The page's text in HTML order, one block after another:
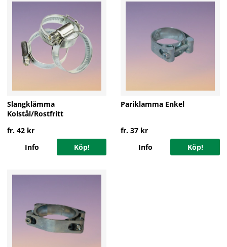
Slangklämma
Kolstål/Rostfritt
fr. 42 kr
Köp!
Info
Pariklamma Enkel
fr. 37 kr
Köp!
Info